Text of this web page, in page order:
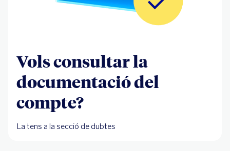
Vols consultar la
documentació del
compte?
La tens a la secció de dubtes